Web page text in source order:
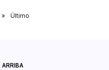
» Último
ARRIBA